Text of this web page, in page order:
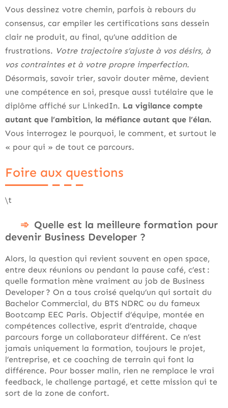
Vous dessinez votre chemin, parfois à rebours du
consensus, car empiler les certifications sans dessein
clair ne produit, au final, qu’une addition de
frustrations. Votre trajectoire s’ajuste à vos désirs, à
vos contraintes et à votre propre imperfection.
Désormais, savoir trier, savoir douter même, devient
une compétence en soi, presque aussi tutélaire que le
diplôme affiché sur LinkedIn. La vigilance compte
autant que l’ambition, la méfiance autant que l’élan.
Vous interrogez le pourquoi, le comment, et surtout le
« pour qui » de tout ce parcours.
Foire aux questions
\t
Quelle est la meilleure formation pour
devenir Business Developer ?
Alors, la question qui revient souvent en open space,
entre deux réunions ou pendant la pause café, c’est :
quelle formation mène vraiment au job de Business
Developer ? On a tous croisé quelqu’un qui sortait du
Bachelor Commercial, du BTS NDRC ou du fameux
Bootcamp EEC Paris. Objectif d’équipe, montée en
compétences collective, esprit d’entraide, chaque
parcours forge un collaborateur différent. Ce n’est
jamais uniquement la formation, toujours le projet,
l’entreprise, et ce coaching de terrain qui font la
différence. Pour bosser malin, rien ne remplace le vrai
feedback, le challenge partagé, et cette mission qui te
sort de la zone de confort.